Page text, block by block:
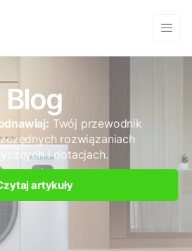
Blog
Twój przewodnik
rozwiązaniach
i dotacjach.
artykuły